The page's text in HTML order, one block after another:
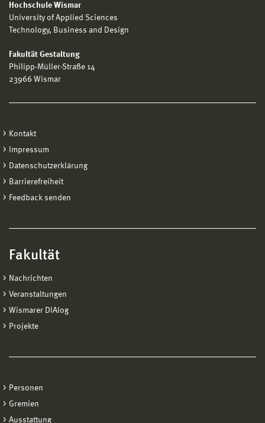
Hochschule Wismar
University of Applied Sciences
Technology, Business and Design
Fakultät Gestaltung
Philipp-Müller-Straße 14
23966 Wismar
Kontakt
Impressum
Datenschutzerklärung
Barrierefreiheit
Feedback senden
Fakultät
Nachrichten
Veranstaltungen
Wismarer DIAlog
Projekte
Personen
Gremien
Ausstattung